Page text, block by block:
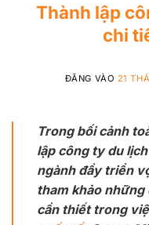
Thành lập
chi
ĐĂNG VÀO 21
Trong bối cảnh
lập công ty du
ngành đầy triển
tham khảo
cần thiết trong